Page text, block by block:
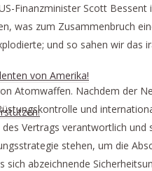
von Amerika!
Finanzminister Scott
was zum Zusammenbruch
und so sahen wir das
Atomwaffen. Nachdem der
und
Vertrags verantwortlich
stehen, um die
abzeichnende